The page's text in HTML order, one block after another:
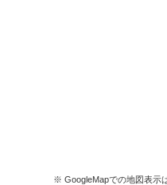
※ GoogleMapでの地図表示